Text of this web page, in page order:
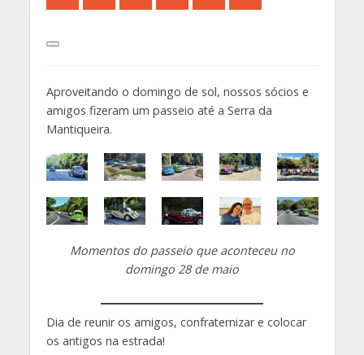
Aproveitando o domingo de sol, nossos sócios e
amigos fizeram um passeio até a Serra da
Mantiqueira.
Momentos do passeio que aconteceu no
domingo 28 de maio
Dia de reunir os amigos, confraternizar e colocar
os antigos na estrada!